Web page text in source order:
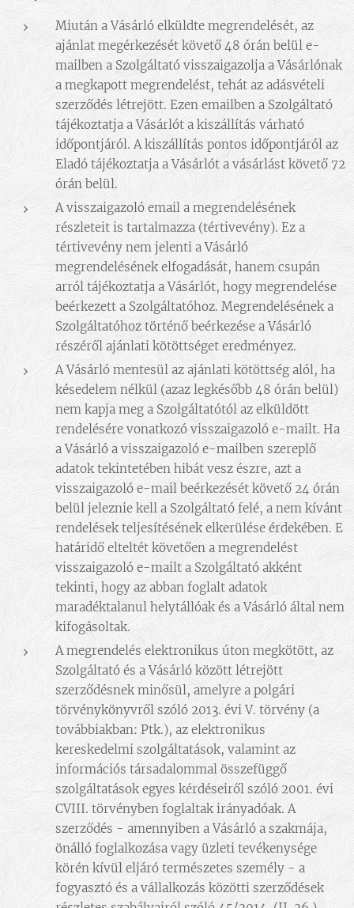
Miután a Vásárló elküldte megrendelését, az
ajánlat megérkezését követő 48 órán belül e-
mailben a Szolgáltató visszaigazolja a Vásárlónak
a megkapott megrendelést, tehát az adásvételi
szerződés létrejött. Ezen emailben a Szolgáltató
tájékoztatja a Vásárlót a kiszállítás várható
időpontjáról. A kiszállítás pontos időpontjáról az
Eladó tájékoztatja a Vásárlót a vásárlást követő 72
órán belül.
A visszaigazoló email a megrendelésének
részleteit is tartalmazza (tértivevény). Ez a
tértivevény nem jelenti a Vásárló
megrendelésének elfogadását, hanem csupán
arról tájékoztatja a Vásárlót, hogy megrendelése
beérkezett a Szolgáltatóhoz. Megrendelésének a
Szolgáltatóhoz történő beérkezése a Vásárló
részéről ajánlati kötöttséget eredményez.
A Vásárló mentesül az ajánlati kötöttség alól, ha
késedelem nélkül (azaz legkésőbb 48 órán belül)
nem kapja meg a Szolgáltatótól az elküldött
rendelésére vonatkozó visszaigazoló e-mailt. Ha
a Vásárló a visszaigazoló e-mailben szereplő
adatok tekintetében hibát vesz észre, azt a
visszaigazoló e-mail beérkezését követő 24 órán
belül jeleznie kell a Szolgáltató felé, a nem kívánt
rendelések teljesítésének elkerülése érdekében. E
határidő elteltét követően a megrendelést
visszaigazoló e-mailt a Szolgáltató akként
tekinti, hogy az abban foglalt adatok
maradéktalanul helytállóak és a Vásárló által nem
kifogásoltak.
A megrendelés elektronikus úton megkötött, az
Szolgáltató és a Vásárló között létrejött
szerződésnek minősül, amelyre a polgári
törvénykönyvről szóló 2013. évi V. törvény (a
továbbiakban: Ptk.), az elektronikus
kereskedelmi szolgáltatások, valamint az
információs társadalommal összefüggő
szolgáltatások egyes kérdéseiről szóló 2001. évi
CVIII. törvényben foglaltak irányadóak. A
szerződés - amennyiben a Vásárló a szakmája,
önálló foglalkozása vagy üzleti tevékenysége
körén kívül eljáró természetes személy - a
fogyasztó és a vállalkozás közötti szerződések